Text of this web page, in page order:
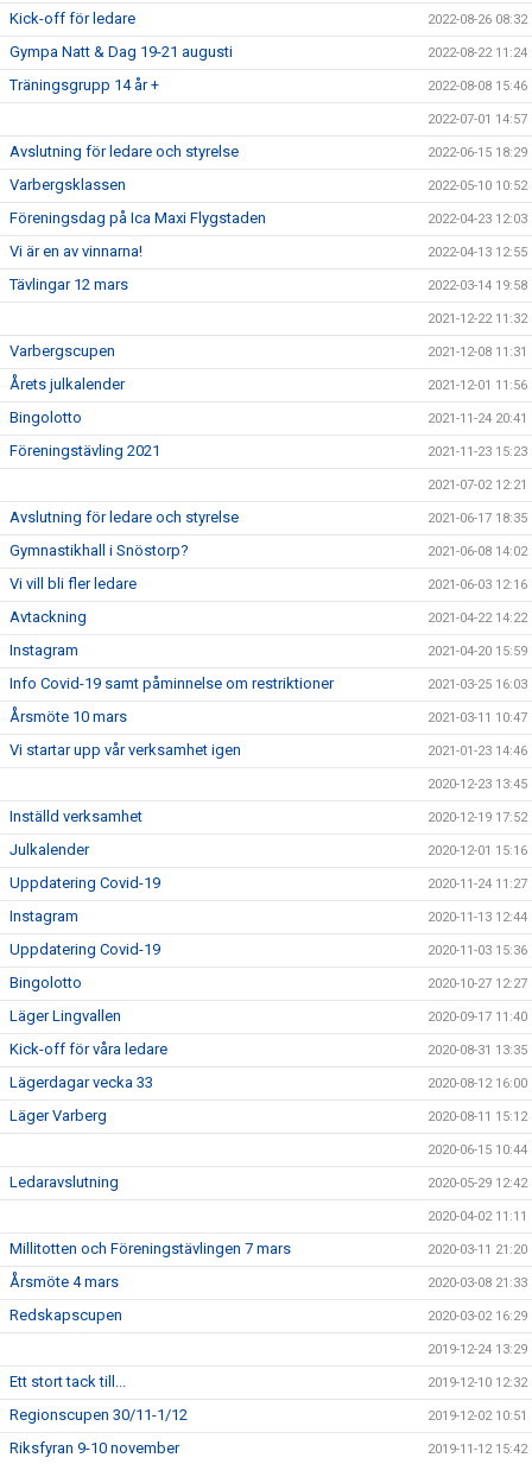
Kick-off för ledare 2022-08-26 08:32
Gympa Natt & Dag 19-21 augusti 2022-08-22 11:24
Träningsgrupp 14 år + 2022-08-08 15:46
2022-07-01 14:57
Avslutning för ledare och styrelse 2022-06-15 18:29
Varbergsklassen 2022-05-10 10:52
Föreningsdag på Ica Maxi Flygstaden 2022-04-23 12:03
Vi är en av vinnarna! 2022-04-13 12:55
Tävlingar 12 mars 2022-03-14 19:58
2021-12-22 11:32
Varbergscupen 2021-12-08 11:31
Årets julkalender 2021-12-01 11:56
Bingolotto 2021-11-24 20:41
Föreningstävling 2021 2021-11-23 15:23
2021-07-02 12:21
Avslutning för ledare och styrelse 2021-06-17 18:35
Gymnastikhall i Snöstorp? 2021-06-08 14:02
Vi vill bli fler ledare 2021-06-03 12:16
Avtackning 2021-04-22 14:22
Instagram 2021-04-20 15:59
Info Covid-19 samt påminnelse om restriktioner 2021-03-25 16:03
Årsmöte 10 mars 2021-03-11 10:47
Vi startar upp vår verksamhet igen 2021-01-23 14:46
2020-12-23 13:45
Inställd verksamhet 2020-12-19 17:52
Julkalender 2020-12-01 15:16
Uppdatering Covid-19 2020-11-24 11:27
Instagram 2020-11-13 12:44
Uppdatering Covid-19 2020-11-03 15:36
Bingolotto 2020-10-27 12:27
Läger Lingvallen 2020-09-17 11:40
Kick-off för våra ledare 2020-08-31 13:35
Lägerdagar vecka 33 2020-08-12 16:00
Läger Varberg 2020-08-11 15:12
2020-06-15 10:44
Ledaravslutning 2020-05-29 12:42
2020-04-02 11:11
Millitotten och Föreningstävlingen 7 mars 2020-03-11 21:20
Årsmöte 4 mars 2020-03-08 21:33
Redskapscupen 2020-03-02 16:29
2019-12-24 13:29
Ett stort tack till... 2019-12-10 12:32
Regionscupen 30/11-1/12 2019-12-02 10:51
Riksfyran 9-10 november 2019-11-12 15:42